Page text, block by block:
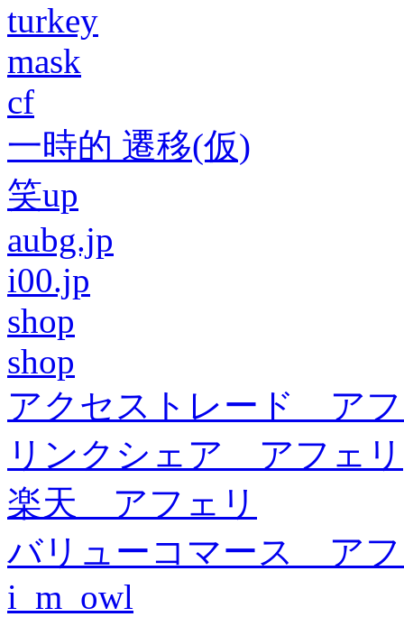
turkey
mask
cf
一時的 遷移(仮)
笑up
aubg.jp
i00.jp
shop
shop
アクセストレード ア
リンクシェア アフェリ
楽天 アフェリ
バリューコマース ア
i_m_owl